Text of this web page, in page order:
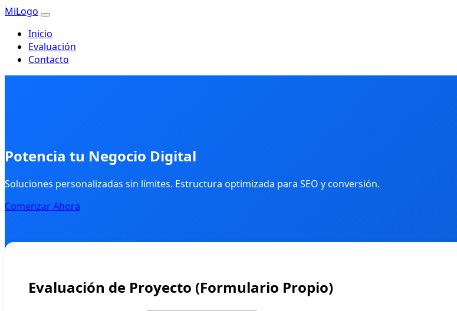
MiLogo
Inicio
Evaluación
Contacto
Potencia tu Negocio Digital
Soluciones personalizadas sin límites. Estructura optimizada para SEO y conversión.
Comenzar Ahora
Evaluación de Proyecto (Formulario Propio)